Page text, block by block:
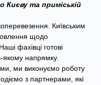
Києву та приміській
Київським
щодо
фахівці готові
якому напрямку.
ми виконуємо роботу
з партнерами, які